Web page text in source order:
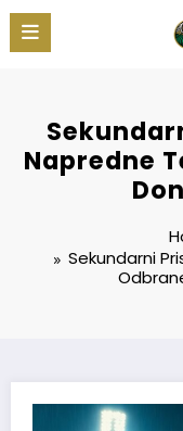
Skip
content
Napredne
Sekundarni